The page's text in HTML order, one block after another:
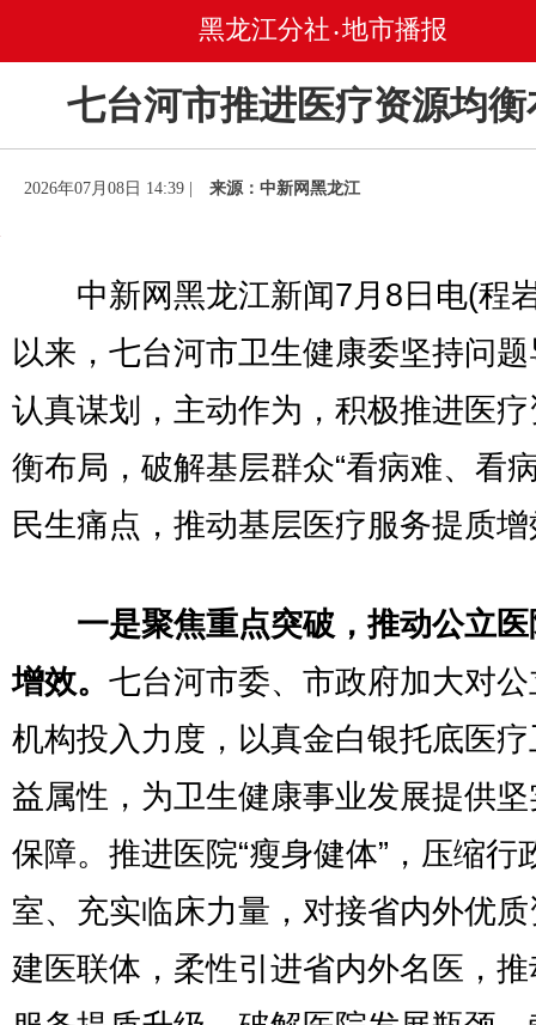
黑龙江分社 • 地市播报
七台河市推进医疗资源均衡
2026年07月08日 14:39 | 来源：中新网黑龙江
中新网黑龙江新闻7月8日电(程
以来，七台河市卫生健康委坚持问
认真谋划，主动作为，积极推进医
衡布局，破解基层群众“看病难、看
民生痛点，推动基层医疗服务提质
一是聚焦重点突破，推动公立
增效。 七台河市委、市政府加大对
机构投入力度，以真金白银托底医
益属性，为卫生健康事业发展提供
保障。推进医院“瘦身健体”，压缩行
室、充实临床力量，对接省内外优
建医联体，柔性引进省内外名医，